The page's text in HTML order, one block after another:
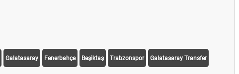
Galatasaray Fenerbahçe Beşiktaş Trabzonspor Galatasaray Transfer